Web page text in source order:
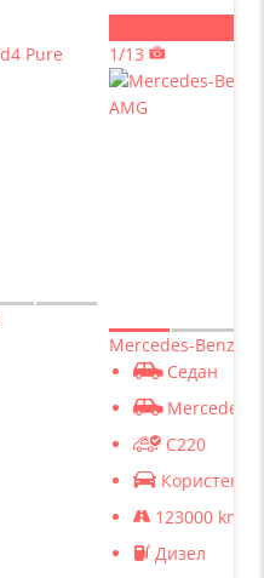
1/13
Mercedes-Benz
Седан
Mercedes-
C220
Користен
123000 km
Дизел